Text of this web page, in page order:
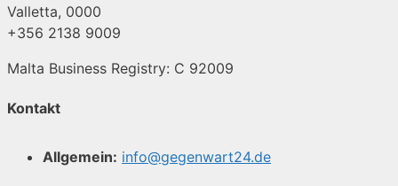
Valletta, 0000
+356 2138 9009
Malta Business Registry: C 92009
Kontakt
Allgemein: info@gegenwart24.de